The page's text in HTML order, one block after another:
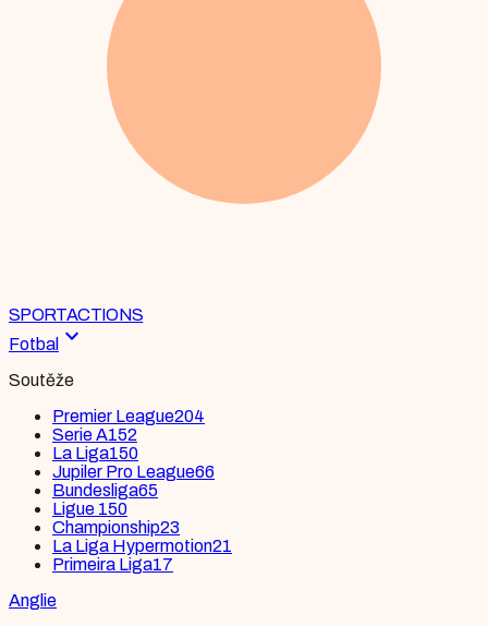
SPORTACTIONS
Fotbal expand_more
Soutěže
Premier League204
Serie A152
La Liga150
Jupiler Pro League66
Bundesliga65
Ligue 150
Championship23
La Liga Hypermotion21
Primeira Liga17
Anglie